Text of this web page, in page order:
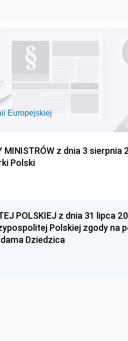
Europejskiej
MINISTRÓW z dnia 3 sierpnia
Polski
POLSKIEJ z dnia 31 lipca
Polskiej zgody na
Dziedzica